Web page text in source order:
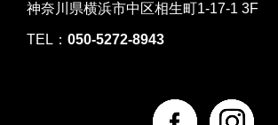
神奈川県横浜市中区相生町1-17-1 3F
TEL： 050-5272-8943